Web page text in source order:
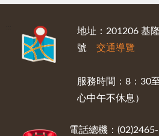
地址：201206 基
號 交通導覽
服務時間：8：30
心中午不休息）
電話總機：